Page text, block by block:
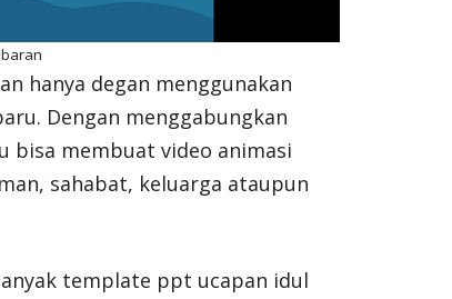
hanya degan menggunakan
Dengan menggabungkan
bisa membuat video animasi
sahabat, keluarga ataupun
template ppt ucapan idul